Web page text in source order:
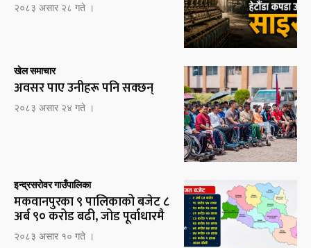
२०८३ असार २८ गते ।
खेल समाचार
अवसर पाए उनीहरू पनि सक्छन्
२०८३ असार २४ गते ।
इन्द्रसरोवर गाउँपालिका
मकवानपुरका ९ पालिकाको बजेट ८
अर्ब ९० करोड बढी, जोड पूर्वाधारमै
२०८३ असार १० गते ।